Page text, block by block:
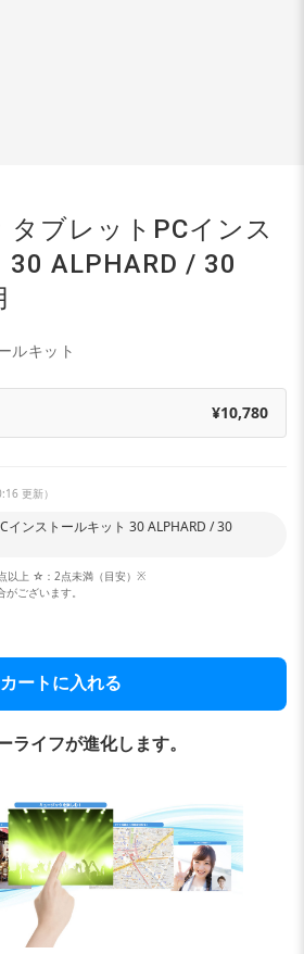
タブレットPCインス
30 ALPHARD / 30
ルキット
¥10,780
更新）
インストールキット 30 ALPHARD / 30
上 ☆：2点未満（目安）※
ございます。
カートに入れる
イフが進化します。